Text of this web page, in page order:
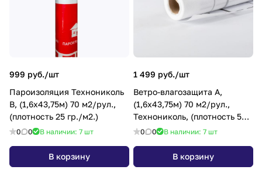
999 руб./шт
Пароизоляция Технониколь
B, (1,6х43,75м) 70 м2/рул.,
(плотность 25 гр./м2.)
0 0 В наличии: 7 шт
В корзину
1 499 руб./шт
Ветро-влагозащита А,
(1,6х43,75м) 70 м2/рул.,
Технониколь, (плотность 50
гр./м2.)
0 0 В наличии: 7 шт
В корзину